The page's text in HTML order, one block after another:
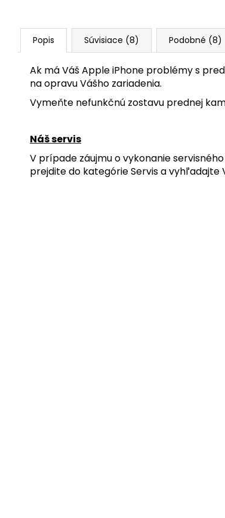
Popis Súvisiace (8) Podobné (8)
Ak má Váš Apple iPhone problémy s
na opravu Vášho zariadenia.
Vymeňte nefunkčnú zostavu prednej
Náš servis
V prípade záujmu o vykonanie
prejdite do kategórie Servis a vyhľadajte